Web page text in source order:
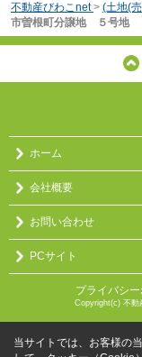
不動産びわこnet > (土地(
市曽根町分譲地 ５号地
ホーム
会社概要
お問い合わせ
PCサイト
プライバシ
Copyright(c) 不動
当サイトでは、お客様の